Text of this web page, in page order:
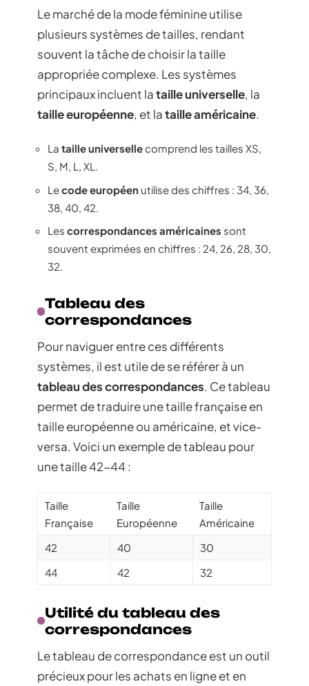
Le marché de la mode féminine utilise
plusieurs systèmes de tailles, rendant
souvent la tâche de choisir la taille
appropriée complexe. Les systèmes
principaux incluent lataille universelle, la
taille européenne, et lataille américaine.
La taille universellecomprend les tailles XS,
S, M, L, XL.
Lecode européen utilise des chiffres : 34, 36,
38, 40, 42.
Les correspondances américaines sont
souvent exprimées en chiffres : 24, 26, 28, 30,
32.
Tableau des
correspondances
Pour naviguer entre ces différents
systèmes, il est utile de se référer à un
tableau des correspondances. Ce tableau
permet de traduire une taille française en
taille européenne ou américaine, et vice-
versa. Voici un exemple de tableau pour
une taille 42-44 :
Taille
Française
Taille
Européenne
Taille
Américaine
42
40
30
44
42 32
Utilité du tableau des
correspondances
Le tableau de correspondance est un outil
précieux pour les achats en ligne et en